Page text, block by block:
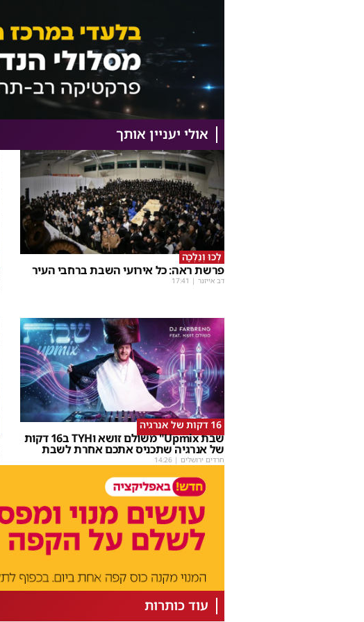
אולי יעניין אותך
לְכוּ וְנֵלְכָה
פרשת ראה: כל אירועי השבת ברחבי העיר
דב אייזנר |
17:41
16 דקות של אנרגיה
שבת Upmix" משולם זושא וTYH ב16 דקות
של אנרגיה שתכניס אתכם אחרת לשבת
חרדים ירושלים |
14:26
עוד כותרות